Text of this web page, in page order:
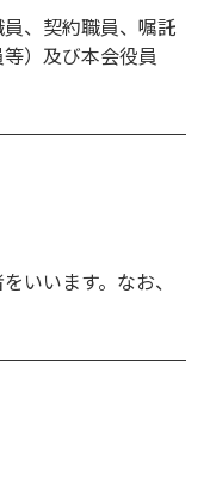
、契約職員、嘱託
）及び本会役員
いいます。なお、